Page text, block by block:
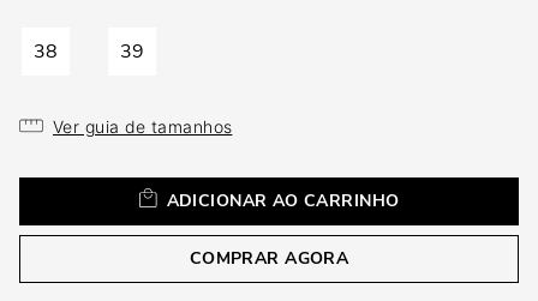
38 39
Ver guia de tamanhos
ADICIONAR AO CARRINHO
COMPRAR AGORA